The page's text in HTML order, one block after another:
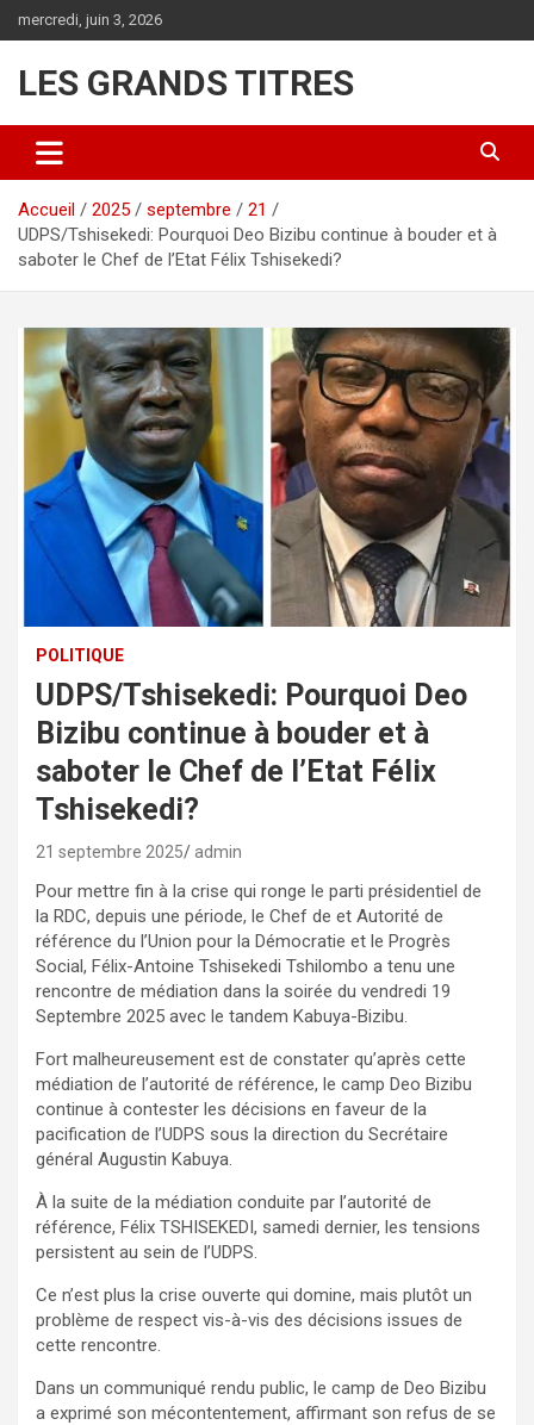
au
mercredi, juin 3, 2026
LES GRANDS TITRES
Accueil 2025 septembre
21
UDPS/Tshisekedi: Pourquoi Deo Bizibu continue à bouder et à
saboter le Chef de l’Etat Félix Tshisekedi?
POLITIQUE
UDPS/Tshisekedi: Pourquoi Deo
Bizibu continue à bouder et à
saboter le Chef de l’Etat Félix
Tshisekedi?
21 septembre 2025 admin
Pour mettre fin à la crise qui ronge le parti présidentiel de
la RDC, depuis une période, le Chef de et Autorité de
référence du l’Union pour la Démocratie et le Progrès
Social, Félix-Antoine Tshisekedi Tshilombo a tenu une
rencontre de médiation dans la soirée du vendredi 19
Septembre 2025 avec le tandem Kabuya-Bizibu.
Fort malheureusement est de constater qu’après cette
médiation de l’autorité de référence, le camp Deo Bizibu
continue à contester les décisions en faveur de la
pacification de l’UDPS sous la direction du Secrétaire
général Augustin Kabuya.
À la suite de la médiation conduite par l’autorité de
référence, Félix TSHISEKEDI, samedi dernier, les tensions
persistent au sein de l’UDPS.
Ce n’est plus la crise ouverte qui domine, mais plutôt un
problème de respect vis-à-vis des décisions issues de
cette rencontre.
Dans un communiqué rendu public, le camp de Deo Bizibu
a exprimé son mécontentement, affirmant son refus de se